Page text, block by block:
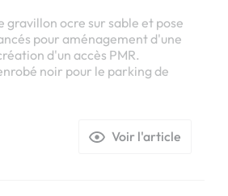
gravillon ocre sur sable et pose
pour aménagement d'une
d'un accès PMR.
noir pour le parking de
Voir l'article